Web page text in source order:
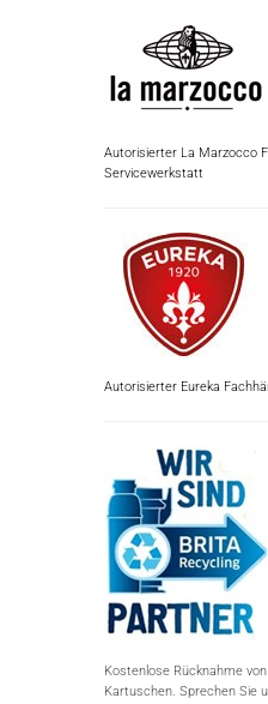
Autorisierter La Marzocco
Servicewerkstatt
Autorisierter Eureka
Kostenlose Rücknahme
Kartuschen. Sprechen Sie